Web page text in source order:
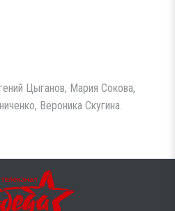
Цыганов, Мария Сокова,
Вероника Скугина.